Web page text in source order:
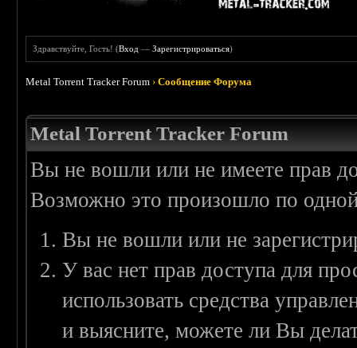
Здравствуйте, Гость! (Вход —Зарегистрироваться)
Metal Torrent Tracker Forum ›Сообщение Форума
Metal Torrent Tracker Forum
Вы не вошли или не имеете прав
Возможно это произошло по
Вы не вошли или не
У вас нет прав доступа для
использовать средства
и выясните, можете ли Вы